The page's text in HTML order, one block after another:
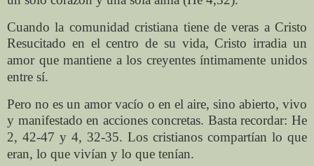
Cuando la comunidad cristiana tiene de veras a Cristo
Resucitado en el centrode su vida, Cristo irradia un
amor que mantiene a los creyentes íntimamente unidos
entre sí.
Pero no es un amor vacío o en el aire, sino abierto, vivo
y manifestado en acciones concretas. Basta recordar: He
2, 42-47 y 4, 32-35. Los cristianos compartían lo que
eran, lo que vivían y lo que tenían.